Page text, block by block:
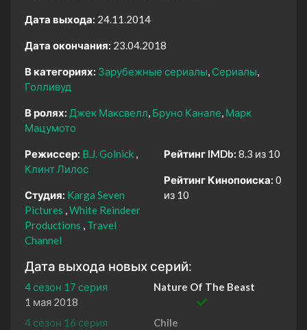
Дата выхода: 24.11.2014
Дата окончания: 23.04.2018
В категориях: Зарубежные сериалы Сериалы
Голливуд
В ролях: Джек Максвелл Бруно Канале Марк
Мацумото
Режиссер: B.J. Golnick
Клинт Лилос
Студия: Karga Seven
Pictures White Reindeer
Productions
Travel
Channel
Рейтинг IMDb: 8.3 из 10
Рейтинг Кинопоиска: 0
из 10
Дата выхода новых серий:
4 сезон 17 серия
Nature Of The Beast
1 мая 2018
4 сезон 16 серия
Chile